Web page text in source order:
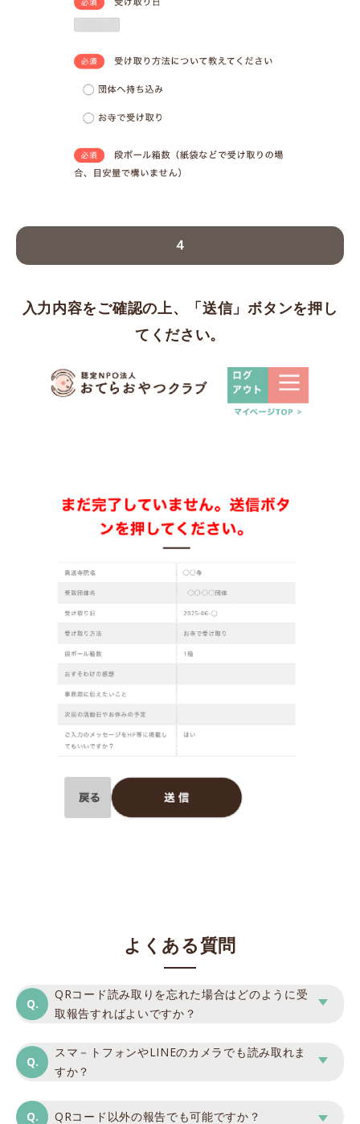
４
入力内容をご確認の上、「送信」ボタンを押し
てください。
よくある質問
QRコード読み取りを忘れた場合はどのように受
取報告すればよいですか？
スマ－トフォンやLINEのカメラでも読み取れま
すか？
QRコード以外の報告でも可能ですか？